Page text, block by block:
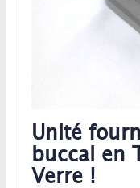
Unité
buccal en
Verre !